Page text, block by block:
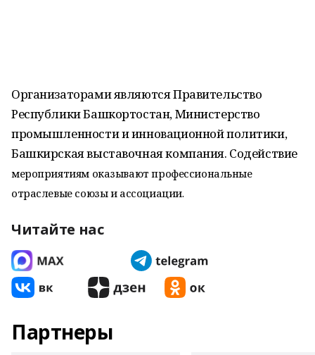
Организаторами являются Правительство
Республики Башкортостан, Министерство
промышленности и инновационной политики,
Башкирская выставочная компания. Содействие
мероприятиям оказывают профессиональные
отраслевые союзы и ассоциации.
Читайте нас
Партнеры